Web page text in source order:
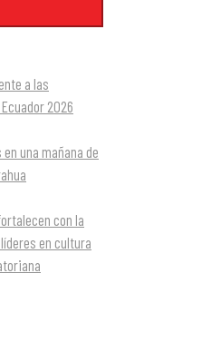
a las
2026
una mañana de
con la
en cultura